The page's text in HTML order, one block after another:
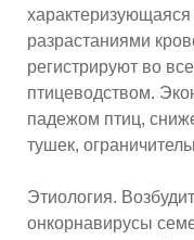
разрастаниями
регистрируют во
птицеводством.
падежом птиц,
тушек,
Этиология.
онкорнавирусы